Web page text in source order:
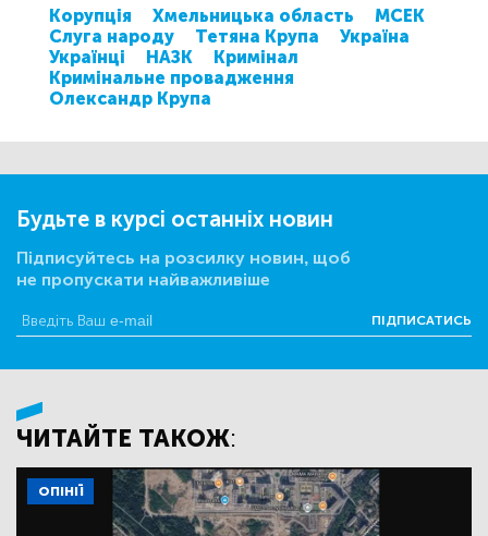
Корупція Хмельницька область
МСЕК
Слуга народу
Тетяна Крупа
Україна
Українці
НАЗК
Кримінал
Кримінальне провадження
Олександр Крупа
Будьте в курсі останніх новин
Підписуйтесь на розсилку новин, щоб
не пропускати найважливіше
ПІДПИСАТИСЬ
ЧИТАЙТЕ ТАКОЖ:
ОПІНІЇ